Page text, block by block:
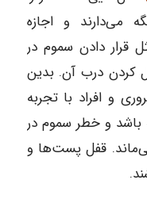
و اجازه
قرار دادن سموم در
درب آن. بدین
و افراد با تجربه
باشد و خطر سموم در
قفل پست‌ها و